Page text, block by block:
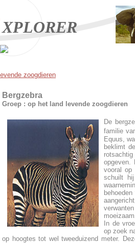
XPLORER
zoogdieren
Bergzebra
Groep : op het land levende zoogdieren
De
familie
Equus,
beklimt
opgeven.
vooral op
schuilt
In de
op zoek
op hoogtes tot wel tweeduizend meter.